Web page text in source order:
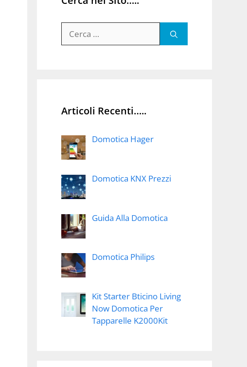
per:
Articoli Recenti…..
Domotica Hager
Domotica KNX Prezzi
Guida Alla Domotica
Domotica Philips
Kit Starter Bticino Living
Now Domotica Per
Tapparelle K2000Kit